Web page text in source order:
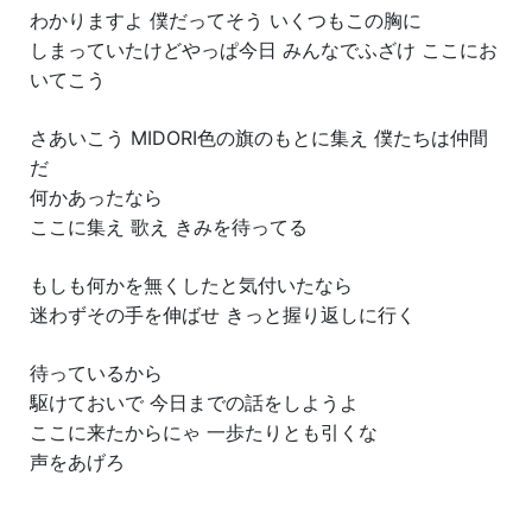
わかりますよ 僕だってそう いくつもこの胸に
しまっていたけどやっぱ今日 みんなでふざけ ここにお
いてこう
さあいこう MIDORI色の旗のもとに集え 僕たちは仲間
だ
何かあったなら
ここに集え 歌え きみを待ってる
もしも何かを無くしたと気付いたなら
迷わずその手を伸ばせ きっと握り返しに行く
待っているから
駆けておいで 今日までの話をしようよ
ここに来たからにゃ 一歩たりとも引くな
声をあげろ